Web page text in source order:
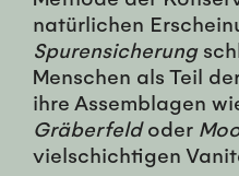
natürlichen
Spurensicherung
Menschen als Teil
ihre Assemblagen
Gräberfeldoder
vielschichtigen